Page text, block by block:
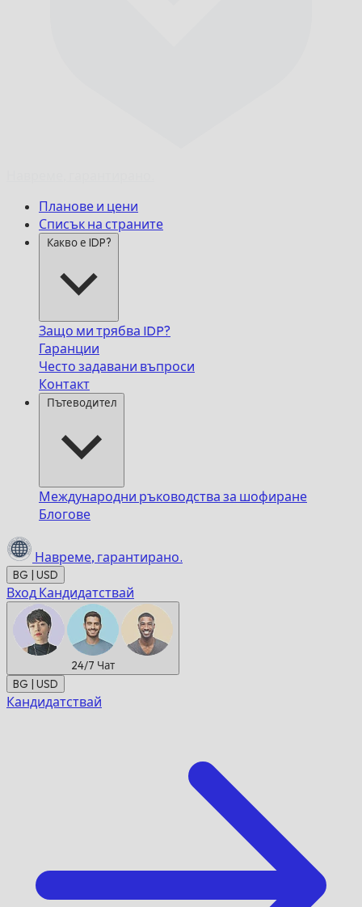
Планове и цени
Списък на страните
Какво е IDP?
Защо ми трябва IDP?
Гаранции
Често задавани въпроси
Контакт
Пътеводител
Международни ръководства за шофиране
Блогове
Навреме, гарантирано.
BG | USD
Вход Кандидатствай
24/7 Чат
BG | USD
Кандидатствай